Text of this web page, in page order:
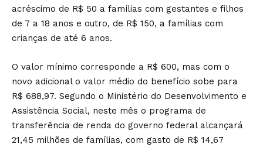
acréscimo de R$ 50 a famílias com gestantes e filhos
de 7 a 18 anos e outro, de R$ 150, a famílias com
crianças de até 6 anos.
O valor mínimo corresponde a R$ 600, mas com o
novo adicional o valor médio do benefício sobe para
R$ 688,97. Segundo o Ministério do Desenvolvimento e
Assistência Social, neste mês o programa de
transferência de renda do governo federal alcançará
21,45 milhões de famílias, com gasto de R$ 14,67